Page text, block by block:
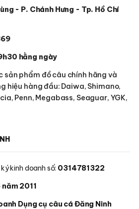
- P. Chánh Hưng - Tp. Hồ Chí
hằng ngày
sản phẩm đồ câu chính hãng và
hiệu hàng đầu: Daiwa, Shimano,
Penn, Megabass, Seaguar, YGK,
kinh doanh số: 0314781322
2011
Dụng cụ câu cá Đăng Ninh